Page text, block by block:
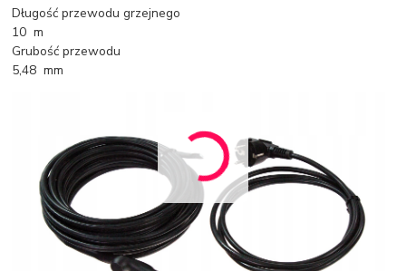
Długość przewodu grzejnego
10 m
Grubość przewodu
5,48 mm